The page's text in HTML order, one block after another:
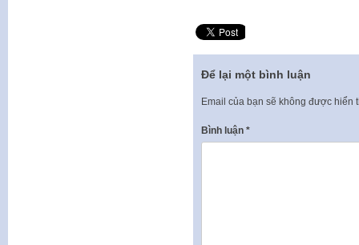
Để lại một bình luận
Email của bạn sẽ không được hiển
Bình luận *